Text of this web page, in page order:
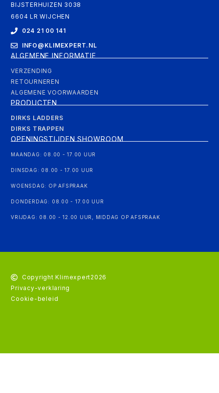
BIJSTERHUIZEN 3038
6604 LR WIJCHEN
024 21 00 141
INFO@KLIMEXPERT.NL
ALGEMENE INFORMATIE
VERZENDING
RETOURNEREN
ALGEMENE VOORWAARDEN
PRODUCTEN
DIRKS LADDERS
DIRKS TRAPPEN
OPENINGSTIJDEN SHOWROOM
MAANDAG: 08.00 - 17.00 UUR
DINSDAG: 08.00 - 17.00 UUR
WOENSDAG: OP AFSPRAAK
DONDERDAG: 08.00 - 17.00 UUR
VRIJDAG: 08.00 - 12.00 UUR, MIDDAG OP AFSPRAAK
Copyright Klimexpert2026
Privacy-verklaring
Cookie-beleid